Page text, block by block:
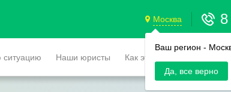
Москва
Ваш регион -
Да, все верно
Наши юристы Как это работает